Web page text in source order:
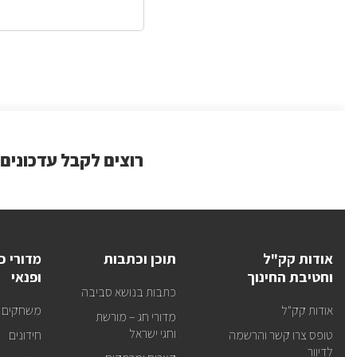
רוצים לקבל
אודות קק"ל
וחטיבת החינוך
אודות קק"ל
טופס צרו קשר והרשמה
לדיוור
תוכן וכתבות
כתבות בנושא סביבה
מדורי חג – מורשת
וחגי ישראל
מדורי
ופנאי
משחקים
חידונים